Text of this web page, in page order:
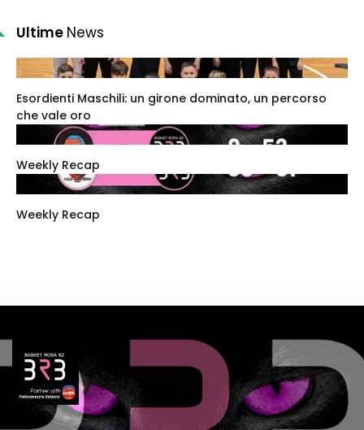
Ultime News
Esordienti Maschili: un girone dominato, un percorso
che vale oro
Weekly Recap
Weekly Recap